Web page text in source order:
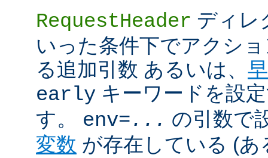
RequestHeader ディレ
いった条件下でアクシ
る追加引数 あるいは、
early キーワードを設
す。 env=... の引数で
変数 が存在している (